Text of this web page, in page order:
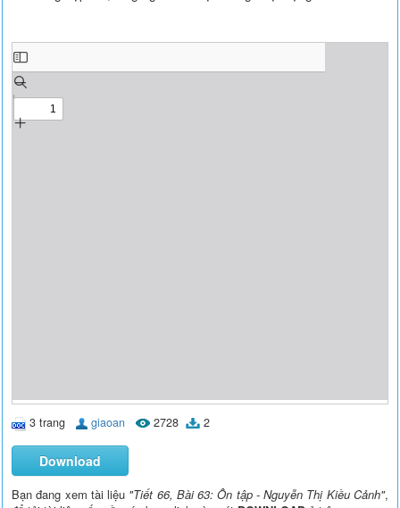
3 trang giaoan 2728 2
Download
Bạn đang xem tài liệu "Tiết 66, Bài 63: Ôn tập - Nguyễn Thị Kiều Cảnh",